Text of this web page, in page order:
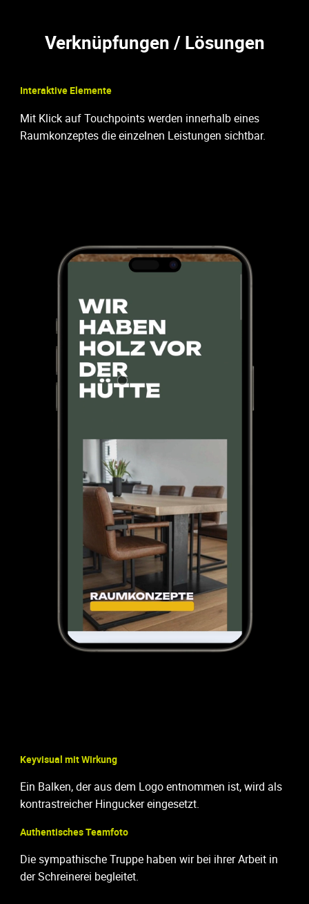
Verknüpfungen / Lösungen
Interaktive Elemente
Mit Klick auf Touchpoints werden innerhalb eines
Raumkonzeptes die einzelnen Leistungen sichtbar.
Keyvisual mit Wirkung
Ein Balken, der aus dem Logo entnommen ist, wird als
kontrastreicher Hingucker eingesetzt.
Authentisches Teamfoto
Die sympathische Truppe haben wir bei ihrer Arbeit in
der Schreinerei begleitet.